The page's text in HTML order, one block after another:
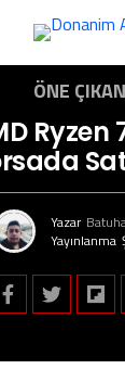
ÖNE
Ryzen
Yazar
Yayınlanma